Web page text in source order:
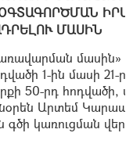
ՄԱՍԻՆ
մասին»
1-ին մասի 21-
50-րդ հոդվածի,
Արտեմ
գծի կառուցման